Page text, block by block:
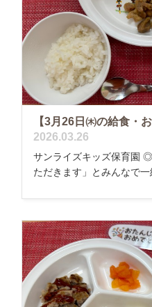
【3月26日㈭の給食・お
2026.03.26
サンライズキッズ保育園
ただきます」とみんなで一